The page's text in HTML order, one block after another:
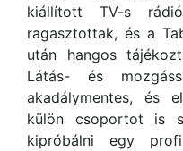
kiállított TV-s
ragasztottak, és a
után hangos
Látás- és
akadálymentes, és
külön csoportot is
kipróbálni egy